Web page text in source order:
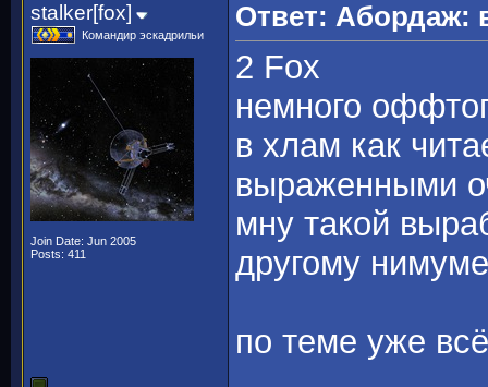
stalker[fox]
Командир эскадрильи
Join Date: Jun 2005
Posts: 411
Ответ: Абордаж:
2 Fox
немного
в хлам как
выраженными
мну такой
другому
по теме уже